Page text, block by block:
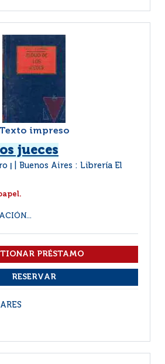
Texto impreso
jueces
Buenos Aires : Librería El